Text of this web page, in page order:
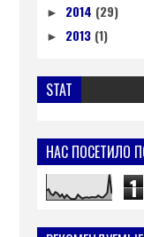
► 2014 (29)
► 2013 (1)
STAT
НАС ПОСЕТИЛО
1